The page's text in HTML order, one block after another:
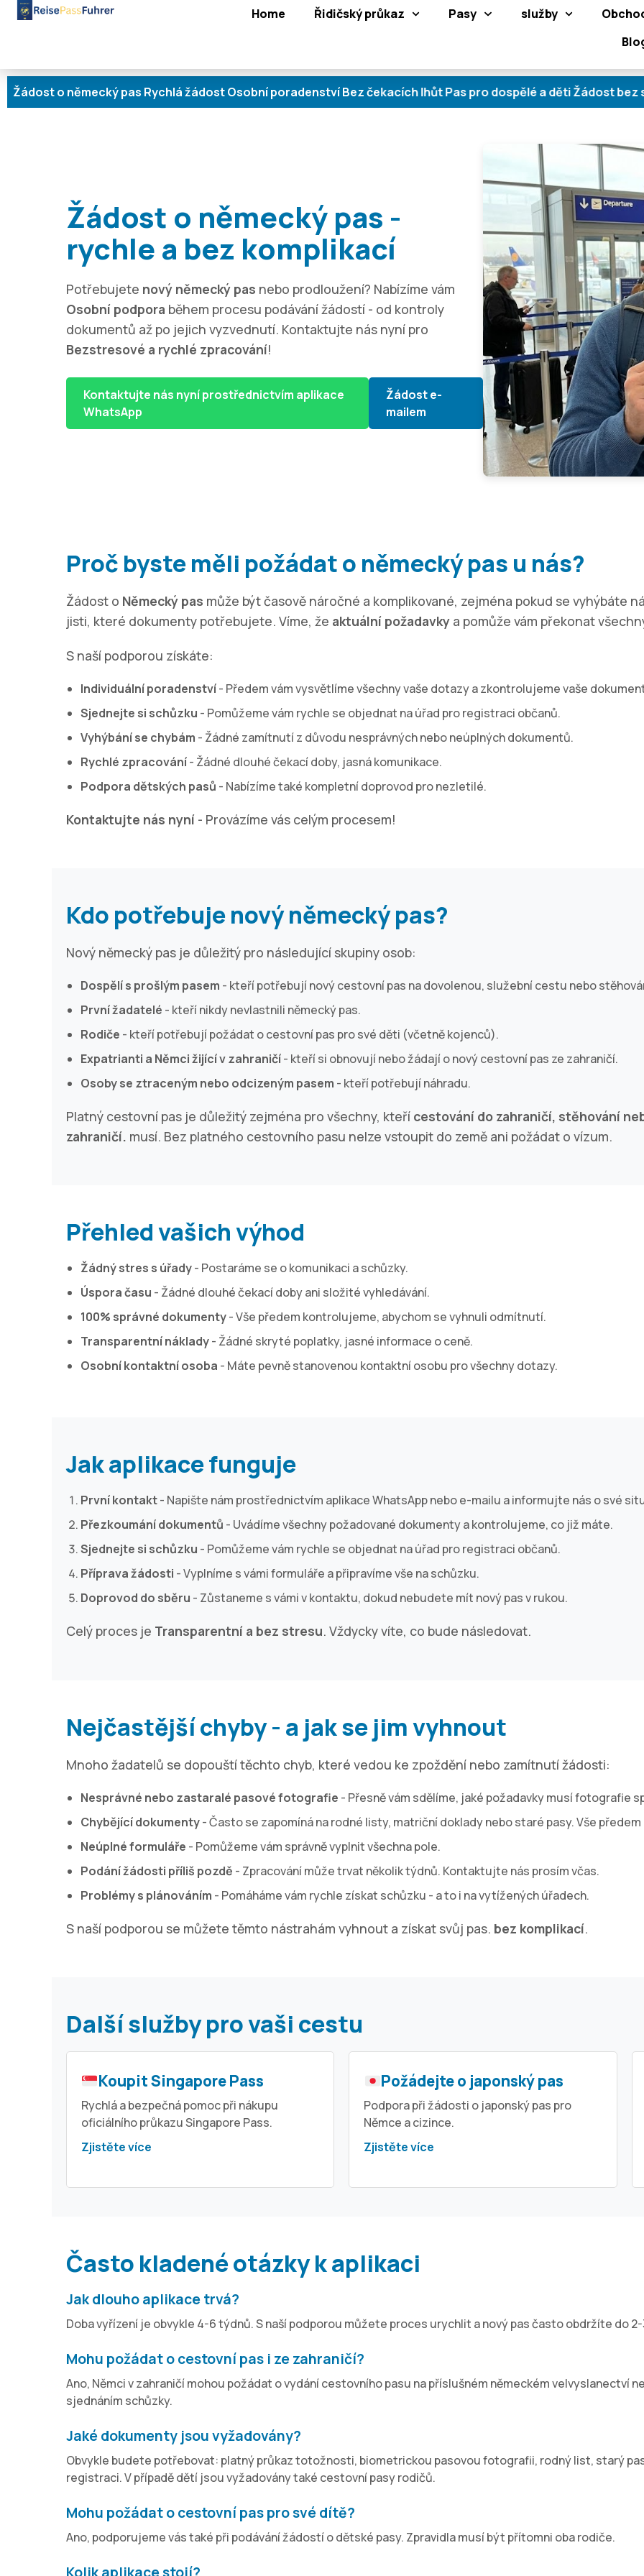
Home Řidičský průkaz Pasy služby
o německý pas Rychlá žádost Osobní poradenství Bez čekacích lhůt Pas pro dospělé a děti Žádost bez stresu
Žádost o německý pas -
rychle a bez komplikací
Potřebujete nový německý pas nebo prodloužení? Nabízíme vám
Osobní podpora během procesu podávání žádostí - od kontroly
dokumentů až po jejich vyzvednutí. Kontaktujte nás nyní pro
Bezstresové a rychlé zpracování!
Kontaktujte nás nyní prostřednictvím aplikace
WhatsApp
Žádost e-
mailem
Proč byste měli požádat o německý pas u nás?
Žádost o Německý pas může být časově náročné a komplikované, zejména pokud se vyhýbáte
jisti, které dokumenty potřebujete. Víme, že aktuální požadavky a pomůže vám překonat
S naší podporou získáte:
Individuální poradenství- Předem vám vysvětlíme všechny vaše dotazy a zkontrolujeme vaše
Sjednejte si schůzku - Pomůžeme vám rychle se objednat na úřad pro registraci občanů.
Vyhýbání se chybám - Žádné zamítnutí z důvodu nesprávných nebo neúplných dokumentů.
Rychlé zpracování- Žádné dlouhé čekací doby, jasná komunikace.
Podpora dětských pasů - Nabízíme také kompletní doprovod pro nezletilé.
Kontaktujte nás nyní - Provázíme vás celým procesem!
Kdo potřebuje nový německý pas?
Nový německý pas je důležitý pro následující skupiny osob:
Dospělí s prošlým pasem - kteří potřebují nový cestovní pas na dovolenou, služební cestu nebo
První žadatelé - kteří nikdy nevlastnili německý pas.
Rodiče - kteří potřebují požádat o cestovní pas pro své děti (včetně kojenců).
Expatrianti a Němci žijící v zahraničí- kteří si obnovují nebo žádají o nový cestovní pas ze zahraničí.
Osoby se ztraceným nebo odcizeným pasem - kteří potřebují náhradu.
Platný cestovní pas je důležitý zejména pro všechny, kteří cestování do zahraničí, stěhování
zahraničí. musí. Bez platného cestovního pasu nelze vstoupit do země ani požádat o vízum.
Přehled vašich výhod
Žádný stres s úřady- Postaráme se o komunikaci a schůzky.
Úspora času - Žádné dlouhé čekací doby ani složité vyhledávání.
100% správné dokumenty- Vše předem kontrolujeme, abychom se vyhnuli odmítnutí.
Transparentní náklady- Žádné skryté poplatky, jasné informace o ceně.
Osobní kontaktní osoba - Máte pevně stanovenou kontaktní osobu pro všechny dotazy.
Jak aplikace funguje
První kontakt- Napište nám prostřednictvím aplikace WhatsApp nebo e-mailu a informujte nás o své
Přezkoumání dokumentů - Uvádíme všechny požadované dokumenty a kontrolujeme, co již máte.
Sjednejte si schůzku - Pomůžeme vám rychle se objednat na úřad pro registraci občanů.
Příprava žádosti - Vyplníme s vámi formuláře a připravíme vše na schůzku.
Doprovod do sběru - Zůstaneme s vámi v kontaktu, dokud nebudete mít nový pas v rukou.
Celý proces je Transparentní a bez stresu. Vždycky víte, co bude následovat.
Nejčastější chyby - a jak se jim vyhnout
Mnoho žadatelů se dopouští těchto chyb, které vedou ke zpoždění nebo zamítnutí žádosti:
Nesprávné nebo zastaralé pasové fotografie - Přesně vám sdělíme, jaké požadavky musí fotografie
Chybějící dokumenty- Často se zapomíná na rodné listy, matriční doklady nebo staré pasy. Vše
Neúplné formuláře - Pomůžeme vám správně vyplnit všechna pole.
Podání žádosti příliš pozdě - Zpracování může trvat několik týdnů. Kontaktujte nás prosím včas.
Problémy s plánováním - Pomáháme vám rychle získat schůzku - a to i na vytížených úřadech.
S naší podporou se můžete těmto nástrahám vyhnout a získat svůj pas. bez komplikací.
Další služby pro vaši cestu
Koupit Singapore Pass
Rychlá a bezpečná pomoc při nákupu
oficiálního průkazu Singapore Pass.
Zjistěte více
Požádejte o japonský pas
Podpora při žádosti o japonský pas pro
Němce a cizince.
Zjistěte více
Často kladené otázky k aplikaci
Jak dlouho aplikace trvá?
Doba vyřízení je obvykle 4-6 týdnů. S naší podporou můžete proces urychlit a nový pas často obdržíte do
Mohu požádat o cestovní pas i ze zahraničí?
Ano, Němci v zahraničí mohou požádat o vydání cestovního pasu na příslušném německém velvyslanectví
sjednáním schůzky.
Jaké dokumenty jsou vyžadovány?
Obvykle budete potřebovat: platný průkaz totožnosti, biometrickou pasovou fotografii, rodný list, starý
registraci. V případě dětí jsou vyžadovány také cestovní pasy rodičů.
Mohu požádat o cestovní pas pro své dítě?
Ano, podporujeme vás také při podávání žádostí o dětské pasy. Zpravidla musí být přítomni oba rodiče.